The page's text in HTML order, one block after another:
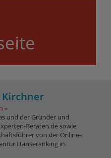
und der Gründer und
Beraten.de sowie
von der Online-
Hanseranking in